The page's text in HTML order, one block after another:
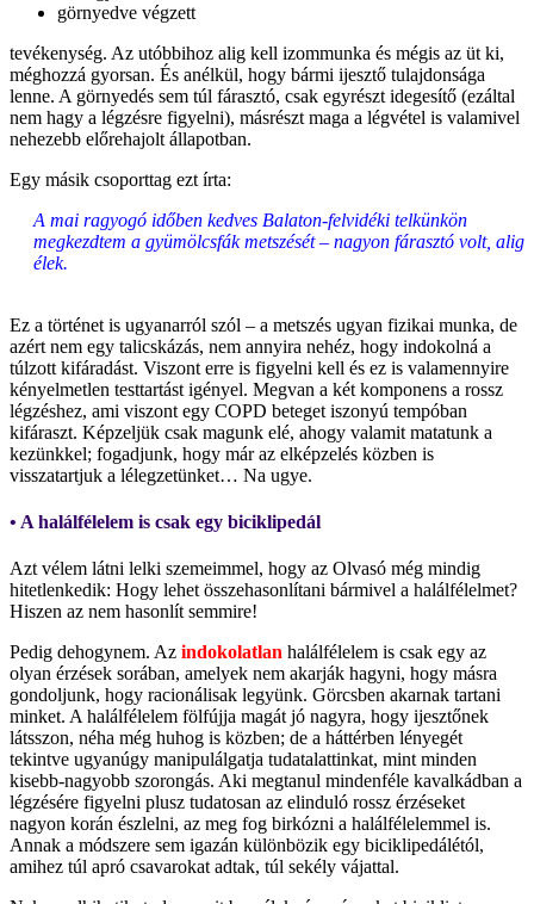
görnyedve végzett
tevékenység. Az utóbbihoz alig kell izommunka és mégis az üt ki,
méghozzá gyorsan. És anélkül, hogy bármi ijesztő tulajdonsága
lenne. A görnyedés sem túl fárasztó, csak egyrészt idegesítő (ezáltal
nem hagy a légzésre figyelni), másrészt maga a légvétel is valamivel
nehezebb előrehajolt állapotban.
Egy másik csoporttag ezt írta:
A mai ragyogó időben kedves Balaton-felvidéki telkünkön
megkezdtem a gyümölcsfák metszését – nagyon fárasztó volt, alig
élek.
Ez a történet is ugyanarról szól – a metszés ugyan fizikai munka, de
azért nem egy talicskázás, nem annyira nehéz, hogy indokolná a
túlzott kifáradást. Viszont erre is figyelni kell és ez is valamennyire
kényelmetlen testtartást igényel. Megvan a két komponens a rossz
légzéshez, ami viszont egy COPD beteget iszonyú tempóban
kifáraszt. Képzeljük csak magunk elé, ahogy valamit matatunk a
kezünkkel; fogadjunk, hogy már az elképzelés közben is
visszatartjuk a lélegzetünket… Na ugye.
• A halálfélelem is csak egy biciklipedál
Azt vélem látni lelki szemeimmel, hogy az Olvasó még mindig
hitetlenkedik: Hogy lehet összehasonlítani bármivel a halálfélelmet?
Hiszen az nem hasonlít semmire!
Pedig dehogynem. Az indokolatlan halálfélelem is csak egy az
olyan érzések sorában, amelyek nem akarják hagyni, hogy másra
gondoljunk, hogy racionálisak legyünk. Görcsben akarnak tartani
minket. A halálfélelem fölfújja magát jó nagyra, hogy ijesztőnek
látsszon, néha még huhog is közben; de a háttérben lényegét
tekintve ugyanúgy manipulálgatja tudatalattinkat, mint minden
kisebb-nagyobb szorongás. Aki megtanul mindenféle kavalkádban a
légzésére figyelni plusz tudatosan az elinduló rossz érzéseket
nagyon korán észlelni, az meg fog birkózni a halálfélelemmel is.
Annak a módszere sem igazán különbözik egy biciklipedálétól,
amihez túl apró csavarokat adtak, túl sekély vájattal.